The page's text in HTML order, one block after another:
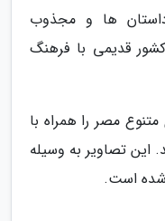
ها و مجذوب
قدیمی با فرهنگ
مصر را همراه با
تصاویر به وسیله
شده است.